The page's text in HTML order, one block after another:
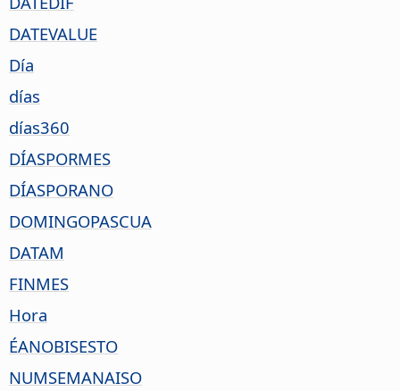
DATEVALUE
Día
días
días360
DÍASPORMES
DÍASPORANO
DOMINGOPASCUA
DATAM
FINMES
Hora
ÉANOBISESTO
NUMSEMANAISO